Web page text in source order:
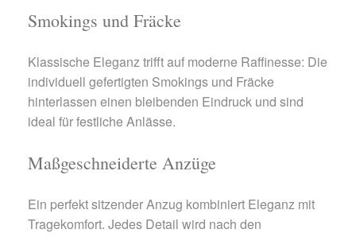
Smokings und Fräcke
Klassische Eleganz trifft auf moderne Raffinesse: Die
individuell gefertigten Smokings und Fräcke
hinterlassen einen bleibenden Eindruck und sind
ideal für festliche Anlässe.
Maßgeschneiderte Anzüge
Ein perfekt sitzender Anzug kombiniert Eleganz mit
Tragekomfort. Jedes Detail wird nach den